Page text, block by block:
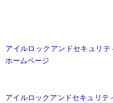
アイルロックアンドセキュリテ
ホームページ
アイルロックアンドセキュリ